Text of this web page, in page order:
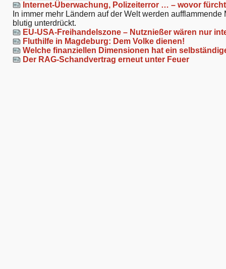
Internet-Überwachung, Polizeiterror … – wovor
In immer mehr Ländern auf der Welt werden
blutig unterdrückt.
EU-USA-Freihandelszone – Nutznießer wären nur
Fluthilfe in Magdeburg: Dem Volke dienen!
Welche finanziellen Dimensionen hat ein
Der RAG-Schandvertrag erneut unter Feuer